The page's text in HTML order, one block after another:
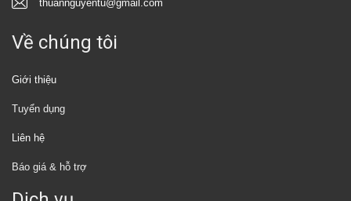
thuannguyentu@gmail.com
Về chúng tôi
Giới thiệu
Tuyển dụng
Liên hệ
Báo giá & hỗ trợ